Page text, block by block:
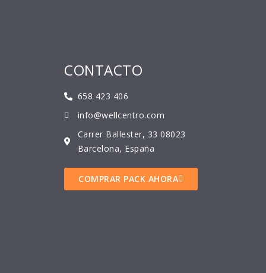
CONTACTO
658 423 406
info@wellcentro.com
Carrer Ballester, 33 08023
Barcelona, España
COMPRAR PACK AHORA